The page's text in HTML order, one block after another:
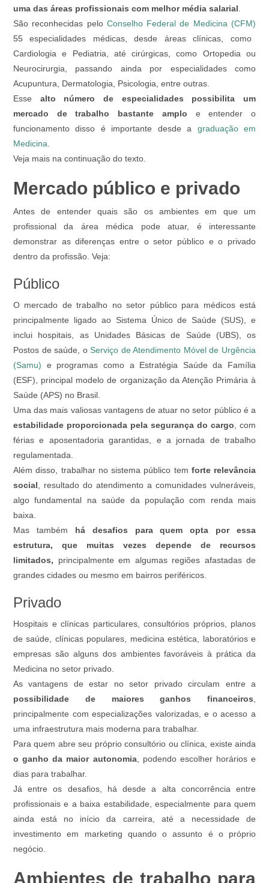
uma das áreas profissionais com melhor média salarial.
São reconhecidas pelo Conselho Federal de Medicina (CFM)
55 especialidades médicas, desde áreas clínicas, como
Cardiologia e Pediatria, até cirúrgicas, como Ortopedia ou
Neurocirurgia, passando ainda por especialidades como
Acupuntura, Dermatologia, Psicologia, entre outras.
Esse alto número de especialidades possibilita um
mercado de trabalho bastante amplo e entender o
funcionamento disso é importante desde a graduação em
Medicina.
Veja mais na continuação do texto.
Mercado público e privado
Antes de entender quais são os ambientes em que um
profissional da área médica pode atuar, é interessante
demonstrar as diferenças entre o setor público e o privado
dentro da profissão. Veja:
Público
O mercado de trabalho no setor público para médicos está
principalmente ligado ao Sistema Único de Saúde (SUS), e
inclui hospitais, as Unidades Básicas de Saúde (UBS), os
Postos de saúde, o Serviço de Atendimento Móvel de Urgência
(Samu) e programas como a Estratégia Saúde da Família
(ESF), principal modelo de organização da Atenção Primária à
Saúde (APS) no Brasil.
Uma das mais valiosas vantagens de atuar no setor público é a
estabilidade proporcionada pela segurança do cargo, com
férias e aposentadoria garantidas, e a jornada de trabalho
regulamentada.
Além disso, trabalhar no sistema público tem forte relevância
social, resultado do atendimento a comunidades vulneráveis,
algo fundamental na saúde da população com renda mais
baixa.
Mas também há desafios para quem opta por essa
estrutura, que muitas vezes depende de recursos
limitados, principalmente em algumas regiões afastadas de
grandes cidades ou mesmo em bairros periféricos.
Privado
Hospitais e clínicas particulares, consultórios próprios, planos
de saúde, clínicas populares, medicina estética, laboratórios e
empresas são alguns dos ambientes favoráveis à prática da
Medicina no setor privado.
As vantagens de estar no setor privado circulam entre a
possibilidade de maiores ganhos financeiros,
principalmente com especializações valorizadas, e o acesso a
uma infraestrutura mais moderna para trabalhar.
Para quem abre seu próprio consultório ou clínica, existe ainda
o ganho da maior autonomia, podendo escolher horários e
dias para trabalhar.
Já entre os desafios, há desde a alta concorrência entre
profissionais e a baixa estabilidade, especialmente para quem
ainda está no início da carreira, até a necessidade de
investimento em marketing quando o assunto é o próprio
negócio.
Ambientes de trabalho para